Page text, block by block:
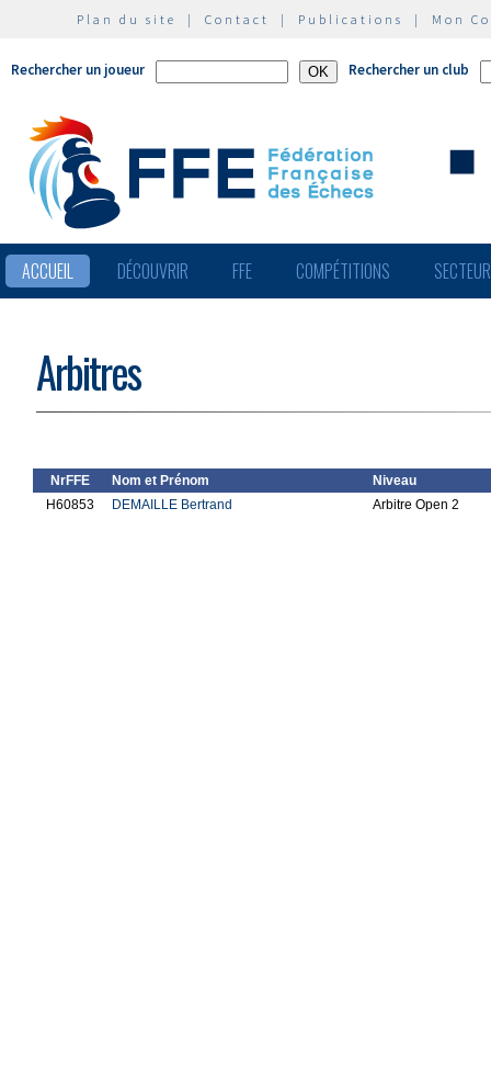
Plan du site | Contact | Publications | Mon
Rechercher un joueur Rechercher un club
ACCUEIL DÉCOUVRIR FFE COMPÉTITIONS
Arbitres
NrFFE Nom et Prénom
Niveau
H60853
DEMAILLE Bertrand Arbitre Open 2